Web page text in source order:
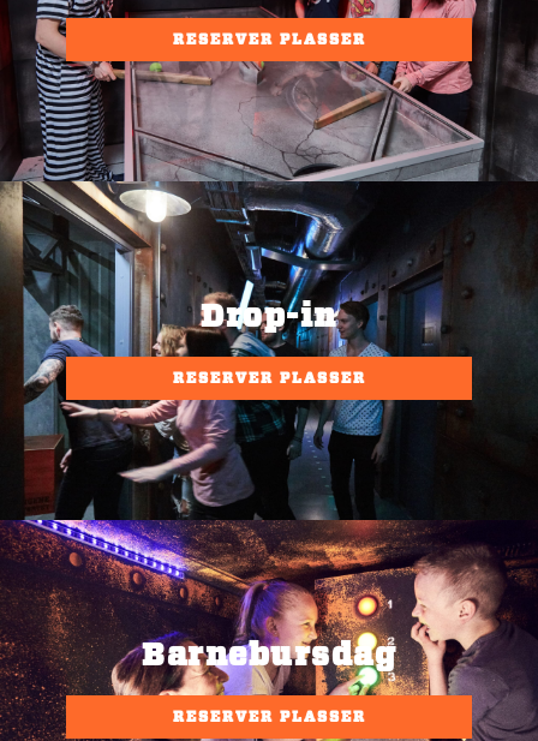
RESERVER PLASSER
Drop-in
RESERVER PLASSER
Barnebursdag
RESERVER PLASSER